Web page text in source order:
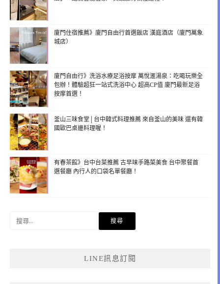
廈門住宿推薦》廈門自由行首選飯店 漢庭酒店（廈門萬象
城店）
廈門自由行》洗浴水療足浴按摩 萬悅滙湯泉：吃喝玩樂全
包辦！體驗超狂一站式洗浴中心 超高CP值 廈門最新足浴
按摩首選！
釜山三味食堂│台中韓式料理推薦 來自釜山的美味 還有韓
國歐巴桌邊料理喔！
有春茶館》台中台菜推薦 古早味手路菜美食 台中聚餐首
選餐廳 內行人的口袋名單餐廳！
LINE訊息訂閱